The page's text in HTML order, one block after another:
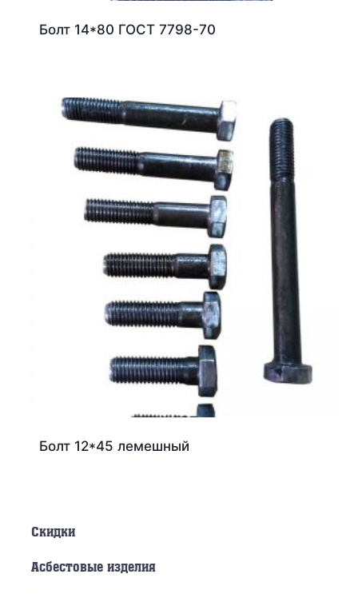
Болт 14*80 ГОСТ 7798-70
Болт 12*45 лемешный
Скидки
Асбестовые изделия